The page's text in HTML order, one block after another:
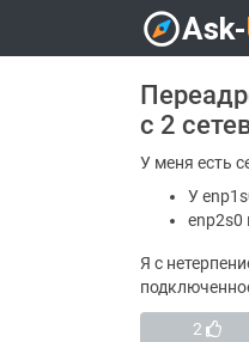
с 2
У меня есть
У
enp2s0
Я с
2